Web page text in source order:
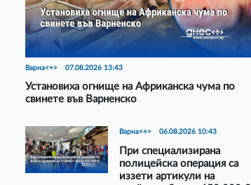
Варна<+> 07.08.2026 13:43
Установиха огнище на Африканска чума по
свинете във Варненско
Варна<+> 06.08.2026 10:43
При специализирана
полицейска операция са
иззети артикули на